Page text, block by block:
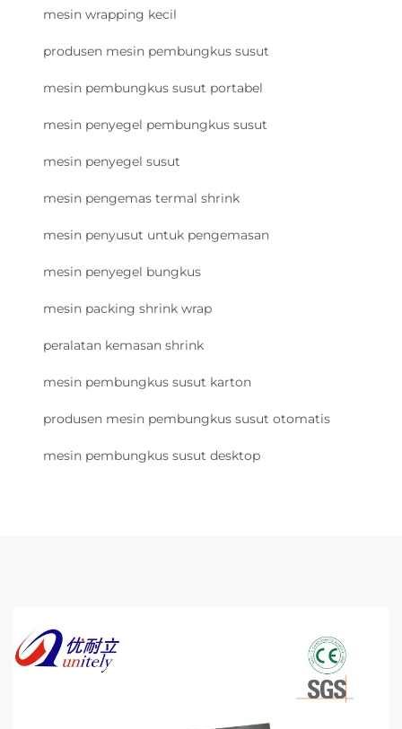
mesin wrapping kecil
produsen mesin pembungkus susut
mesin pembungkus susut portabel
mesin penyegel pembungkus susut
mesin penyegel susut
mesin pengemas termal shrink
mesin penyusut untuk pengemasan
mesin penyegel bungkus
mesin packing shrink wrap
peralatan kemasan shrink
mesin pembungkus susut karton
produsen mesin pembungkus susut otomatis
mesin pembungkus susut desktop